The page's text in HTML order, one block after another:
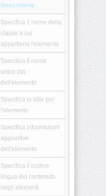
Descrizione
Specifica il nome della
classe a cui
appartiene l'elemento
Specifica il nome
unico (id)
dell'elemento
Specifica lo stile per
l'elemento
Specifica informazioni
aggiuntive
dell'elemento
Specifica il codice
lingua del contenuto
negli elementi.